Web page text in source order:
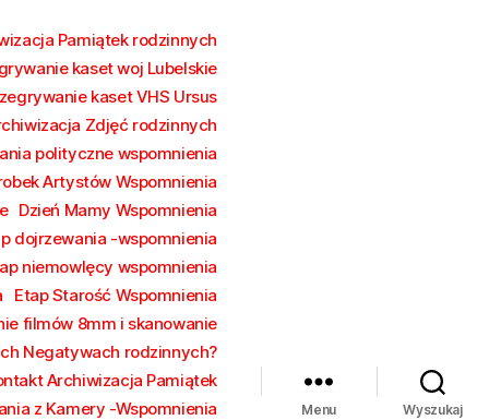
Pamiątek rodzinnych
kaset woj Lubelskie
kaset VHS Ursus
Zdjęć rodzinnych
polityczne wspomnienia
Artystów Wspomnienia
Dzień Mamy Wspomnienia
dojrzewania -wspomnienia
niemowlęcy wspomnienia
Etap Starość Wspomnienia
filmów 8mm i skanowanie
Negatywach rodzinnych?
Archiwizacja Pamiątek
z Kamery -Wspomnienia
Menu Wyszukaj